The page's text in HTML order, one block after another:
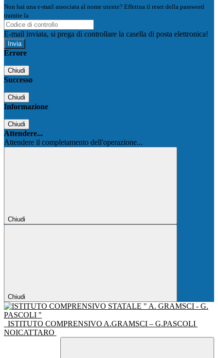
Non hai una e-mail associata al nome utente? Effettua il reset della password
tramite la
E-mail inviata, si prega di controllare la casella di posta elettronica!
Errore
Chiudi
Successo
Chiudi
Informazione
Chiudi
Attendere...
Attendere il completamento dell'operazione...
Chiudi
Chiudi
ISTITUTO COMPRENSIVO A.GRAMSCI – G.PASCOLI
NOICATTARO